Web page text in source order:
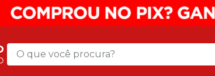
O que você procura?